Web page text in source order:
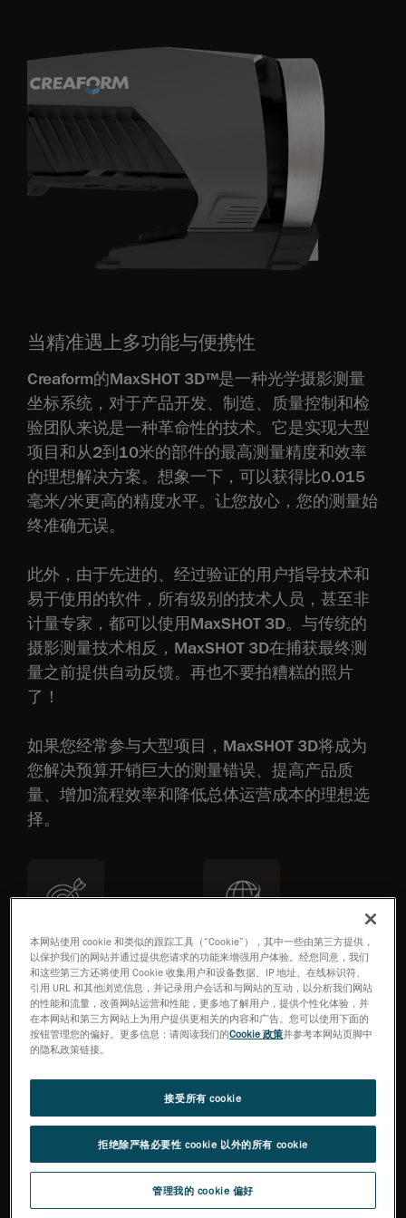
当精准遇上多功能与便携性
Creaform的MaxSHOT 3D™是一种光学摄影测量
坐标系统，对于产品开发、制造、质量控制和检
验团队来说是一种革命性的技术。它是实现大型
项目和从2到10米的部件的最高测量精度和效率
的理想解决方案。想象一下，可以获得比0.015
毫米/米更高的精度水平。让您放心，您的测量始
终准确无误。
此外，由于先进的、经过验证的用户指导技术和
易于使用的软件，所有级别的技术人员，甚至非
计量专家，都可以使用MaxSHOT 3D。与传统的
摄影测量技术相反，MaxSHOT 3D在捕获最终测
量之前提供自动反馈。再也不要拍糟糕的照片
了！
如果您经常参与大型项目，MaxSHOT 3D将成为
您解决预算开销巨大的测量错误、提高产品质
量、增加流程效率和降低总体运营成本的理想选
择。
精度 0.015 mm/m 全球支持
VDI/VDE 2634 第 1 部分 集成和简化的流程
本网站使用 cookie 和类似的跟踪工具（“Cookie”），其中一些由第三方提供，
以保护我们的网站并通过提供您请求的功能来增强用户体验。经您同意，我们
和这些第三方还将使用 Cookie 收集用户和设备数据、IP 地址、在线标识符、
引用 URL 和其他浏览信息，并记录用户会话和与网站的互动，以分析我们网站
的性能和流量，改善网站运营和性能，更多地了解用户，提供个性化体验，并
在本网站和第三方网站上为用户提供更相关的内容和广告。您可以使用下面的
按钮管理您的偏好。更多信息：请阅读我们的Cookie 政策并参考本网站页脚中
的隐私政策链接。
管理我的 cookie 偏好
拒绝除严格必要性 cookie 以外的所有 cookie
接受所有 cookie